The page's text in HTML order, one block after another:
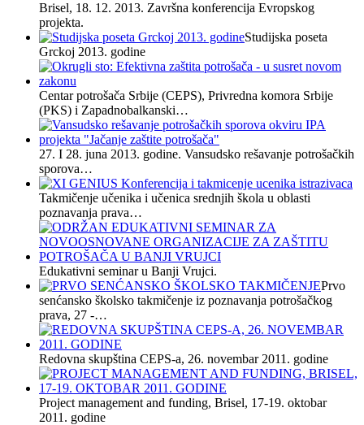
Brisel, 18. 12. 2013. Završna konferencija Evropskog
projekta.
Studijska poseta
Grckoj 2013. godine
Centar potrošača Srbije (CEPS), Privredna komora Srbije
(PKS) i Zapadnobalkanski…
27. I 28. juna 2013. godine. Vansudsko rešavanje potrošačkih
sporova…
Takmičenje učenika i učenica srednjih škola u oblasti
poznavanja prava…
Edukativni seminar u Banji Vrujci.
Prvo
senćansko školsko takmičenje iz poznavanja potrošačkog
prava, 27 -…
Redovna skupština CEPS-a, 26. novembar 2011. godine
Project management and funding, Brisel, 17-19. oktobar
2011. godine